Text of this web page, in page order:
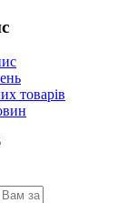
товарів